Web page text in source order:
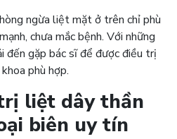
ngừa liệt mặt ở trên chỉ phù
chưa mắc bệnh. Với những
gặp bác sĩ để được điều trị
phù hợp.
liệt dây thần
biên uy tín